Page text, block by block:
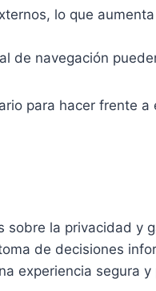
lo que
de navegación
para hacer frente a
la privacidad y
de decisiones
experiencia segura y